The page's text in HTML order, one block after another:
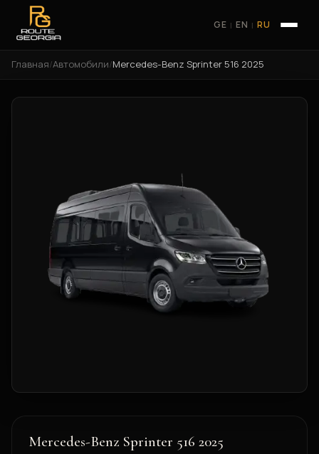
GE | EN | RU
Главная/Автомобили/Mercedes-Benz Sprinter 516 2025
Mercedes-Benz Sprinter 516 2025